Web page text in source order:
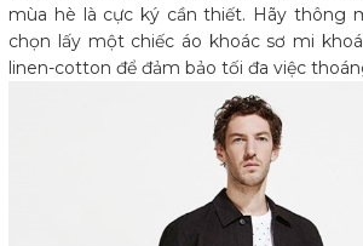
mùa hè là cực ký cần thiết. Hãy thông
chọn lấy một chiếc áo khoác sơ mi
linen-cotton để đảm bảo tối đa việc